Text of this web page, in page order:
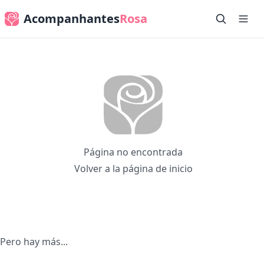
AcompanhantesRosa
Página no encontrada
Volver a la página de inicio
Pero hay más...